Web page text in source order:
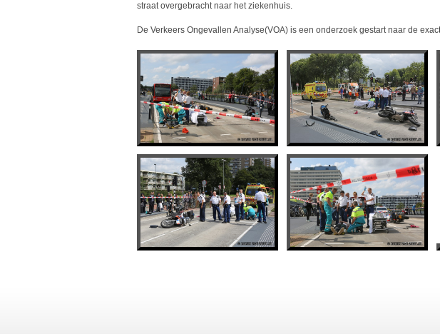
straat overgebracht naar het ziekenhuis.
De Verkeers Ongevallen Analyse(VOA) is een onderzoek gestart naar de